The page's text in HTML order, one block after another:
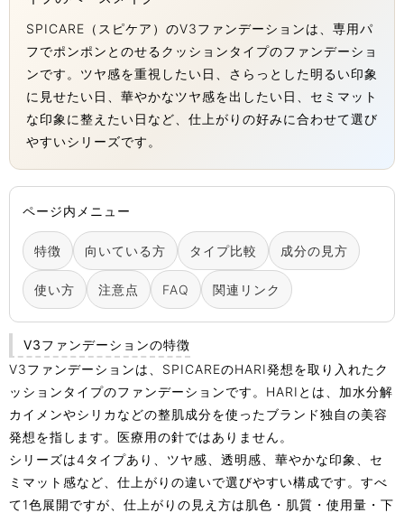
SPICARE（スピケア）のV3ファンデーションは、専用パ
フでポンポンとのせるクッションタイプのファンデーショ
ンです。ツヤ感を重視したい日、さらっとした明るい印象
に見せたい日、華やかなツヤ感を出したい日、セミマット
な印象に整えたい日など、仕上がりの好みに合わせて選び
やすいシリーズです。
ページ内メニュー
特徴 向いている方 タイプ比較 成分の見方
使い方 注意点 FAQ 関連リンク
V3ファンデーションの特徴
V3ファンデーションは、SPICAREのHARI発想を取り入れたク
ッションタイプのファンデーションです。HARIとは、加水分解
カイメンやシリカなどの整肌成分を使ったブランド独自の美容
発想を指します。医療用の針ではありません。
シリーズは4タイプあり、ツヤ感、透明感、華やかな印象、セ
ミマット感など、仕上がりの違いで選びやすい構成です。すべ
て1色展開ですが、仕上がりの見え方は肌色・肌質・使用量・下